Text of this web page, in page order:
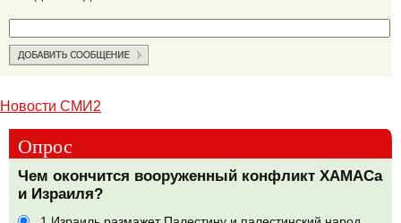
Новости СМИ2
Опрос
Чем окончится вооруженный конфликт ХАМАСа
и Израиля?